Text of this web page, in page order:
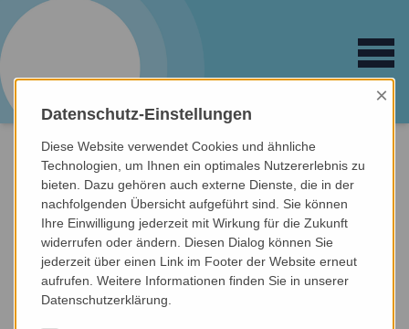
Open
DIESES SEMINAR IST NICHT MEHR
ZUGÄNGLICH
Hier finden Sie die Liste unserer aktuellen
Logopädie Seminare.
Aktuelle Seminareansehen
Datenschutz-Einstellungen
×
Diese Website verwendet Cookies und ähnliche
Technologien, um Ihnen ein optimales Nutzererlebnis zu
bieten. Dazu gehören auch externe Dienste, die in der
nachfolgenden Übersicht aufgeführt sind. Sie können
Ihre Einwilligung jederzeit mit Wirkung für die Zukunft
widerrufen oder ändern. Diesen Dialog können Sie
jederzeit über einen Link im Footer der Website erneut
aufrufen. Weitere Informationen finden Sie in unserer
Datenschutzerklärung.